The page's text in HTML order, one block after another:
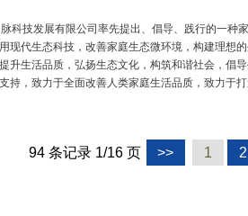
科技发展有限公司率先提出、倡导、践行的一
现代生态科技，改善家庭生态微环境，构建理想
升生活品质，弘扬生态文化，构筑和谐社会，倡
持，致力于全面改善人类家庭生活品质，致力于
94 条记录 1/16 页 >> 1 2